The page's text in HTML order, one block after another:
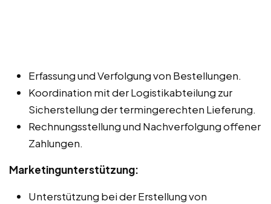
Erfassung und Verfolgung von Bestellungen.
Koordination mit der Logistikabteilung zur
Sicherstellung der termingerechten Lieferung.
Rechnungsstellung und Nachverfolgung offener
Zahlungen.
Marketingunterstützung:
Unterstützung bei der Erstellung von